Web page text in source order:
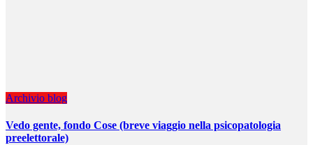
Archivio blog
Vedo gente, fondo Cose (breve viaggio nella psicopatologia
preelettorale)